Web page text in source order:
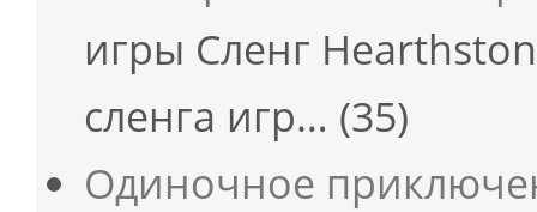
игры Сленг
сленга игр… (35)
Одиночное